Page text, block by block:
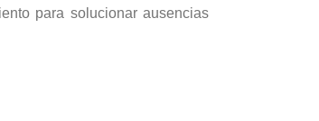
para solucionar ausencias